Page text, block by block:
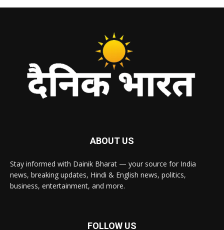
ABOUT US
Stay informed with Dainik Bharat — your source for India
news, breaking updates, Hindi & English news, politics,
business, entertainment, and more.
FOLLOW US